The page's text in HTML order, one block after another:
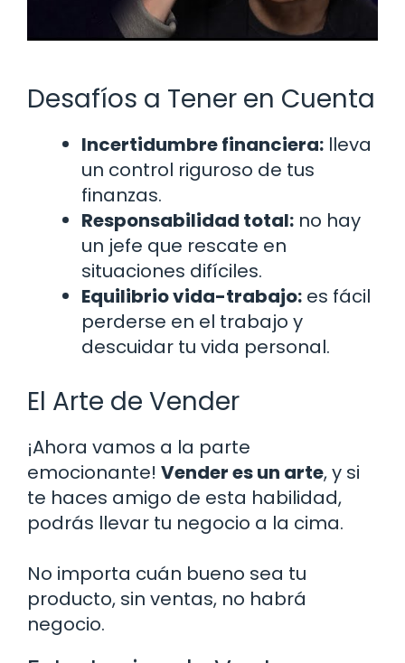
Desafíos a Tener en Cuenta
Incertidumbre financiera: lleva
un control riguroso de tus
finanzas.
Responsabilidad total: no hay
un jefe que rescate en
situaciones difíciles.
Equilibrio vida-trabajo: es fácil
perderse en el trabajo y
descuidar tu vida personal.
El Arte de Vender
¡Ahora vamos a la parte
emocionante! Vender es un arte, y si
te haces amigo de esta habilidad,
podrás llevar tu negocio a la cima.
No importa cuán bueno sea tu
producto, sin ventas, no habrá
negocio.